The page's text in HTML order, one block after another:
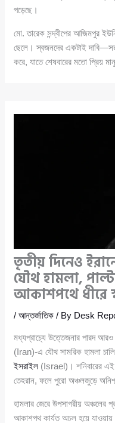
পড়েছে।
মো. তারেক সন্দ্বীপের আজিমপুর
ছেলে। স্বজনদের একটাই
করে, যাতে শেষবারের মতো প্রিয়
তৃতীয় দিনেও
যৌথ হামলা,
আকাশপথে ধীরে
/আন্তর্জাতিক / By Desk
মধ্যপ্রাচ্যে উত্তেজনার পারদ
(Iran)-এ যৌথ সামরিক হামলা
ইসরাইল (Israel)। শনিবারের এই
তেহরান, ফলে পুরো অঞ্চলজুড়ে
হামলার জেরে উপসাগরীয় অঞ্চলের
আকাশপথ কার্যত অচল হয়ে যাওয়ায়